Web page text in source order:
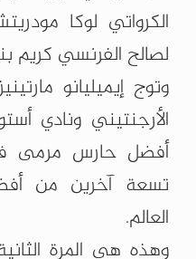
لصالح الفرنسي كريم
وتوج إيميليانو
الأرجنتيني ونادي
أفضل حارس مرمى
تسعة آخرين من
العالم.
وهذه هي المرة